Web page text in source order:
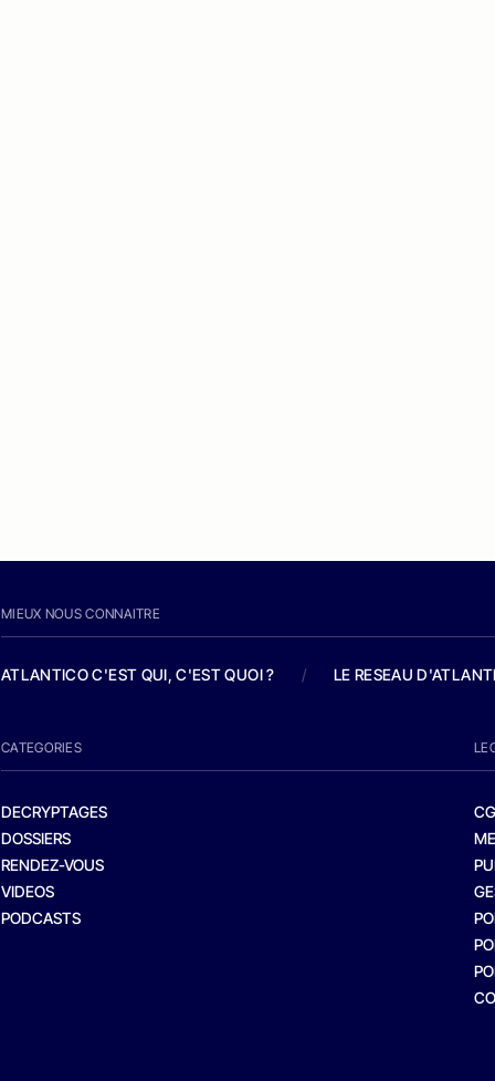
MIEUX NOUS CONNAITRE
ATLANTICO C'EST QUI, C'EST QUOI ? / LE RESEAU
CATEGORIES
DECRYPTAGES
DOSSIERS
RENDEZ-VOUS
VIDEOS
PODCASTS